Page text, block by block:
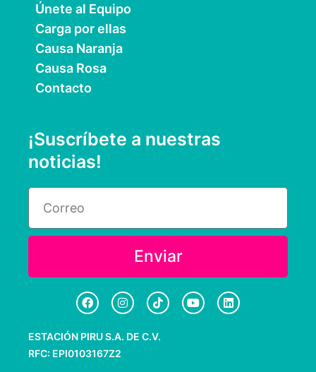
Únete al Equipo
Carga por ellas
Causa Naranja
Causa Rosa
Contacto
¡Suscríbete a nuestras
noticias!
Enviar
F
a
c
e
b
o
I
n
s
a
T
i
k
t
o
Y
o
u
L
i
n
ESTACIÓN PIRU S.A. DE C.V.
RFC: EPI0103167Z2